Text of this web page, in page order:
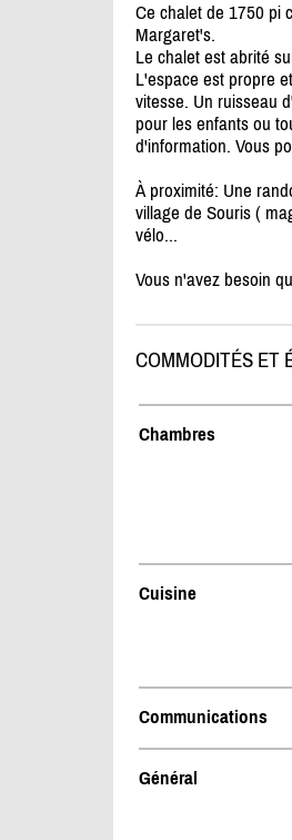
Ce chalet de 1750 pi
Margaret's.
Le chalet est abrité
L'espace est propre
vitesse. Un ruisseau
pour les enfants ou
d'information. Vous
À proximité: Une
village de Souris (
vélo...
Vous n'avez besoin
COMMODITÉS ET
Chambres
Cuisine
Communications
Général